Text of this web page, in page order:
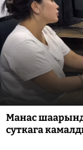
Манас
суткага